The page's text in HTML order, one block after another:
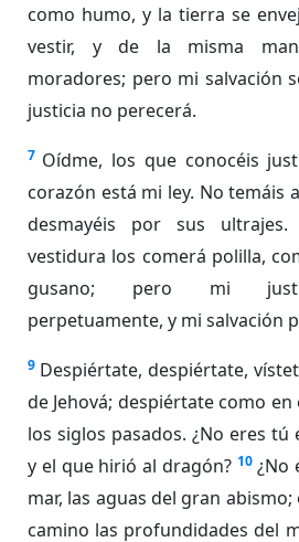
como humo, y la tierra se
vestir, y de la misma
moradores; pero mi salvación
justicia no perecerá.
7 Oídme, los que conocéis
corazón está mi ley. No temáis
desmayéis por sus ultrajes.
vestidura los comerá polilla,
gusano; pero mi
perpetuamente, y mi salvación
9 Despiértate, despiértate,
de Jehová; despiértate como
los siglos pasados. ¿No eres tú
y el que hirió al dragón? 10 ¿No
mar, las aguas del gran
camino las profundidades del